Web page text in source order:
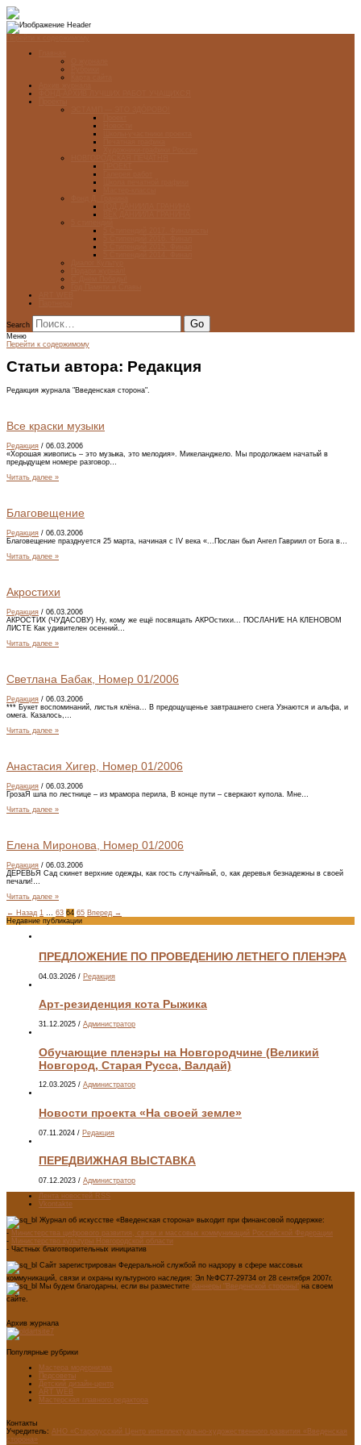
Search
Меню
Перейти к содержимому
Статьи автора: Редакция
Редакция журнала "Введенская сторона".
Все краски музыки
Редакция / 06.03.2006
«Хорошая живопись – это музыка, это мелодия». Микеланджело. Мы продолжаем начатый в
предыдущем номере разговор…
Читать далее »
Благовещение
Редакция / 06.03.2006
Благовещение празднуется 25 марта, начиная с IV века «...Послан был Ангел Гавриил от Бога в…
Читать далее »
Акростихи
Редакция / 06.03.2006
АКРОСТИХ (ЧУДАСОВУ) Ну, кому же ещё посвящать АКРОстихи... ПОСЛАНИЕ НА КЛЕНОВОМ
ЛИСТЕ Как удивителен осенний…
Читать далее »
Светлана Бабак, Номер 01/2006
Редакция / 06.03.2006
*** Букет воспоминаний, листья клёна… В предощущенье завтрашнего снега Узнаются и альфа, и
омега. Казалось,…
Читать далее »
Анастасия Хигер, Номер 01/2006
Редакция / 06.03.2006
ГрозаЯ шла по лестнице – из мрамора перила, В конце пути – сверкают купола. Мне…
Читать далее »
Елена Миронова, Номер 01/2006
Редакция / 06.03.2006
ДЕРЕВЬЯ Сад скинет верхние одежды, как гость случайный, о, как деревья безнадежны в своей
печали!…
Читать далее »
← Назад 1 63 64 65 Вперед →
Недавние публикации
ПРЕДЛОЖЕНИЕ ПО ПРОВЕДЕНИЮ ЛЕТНЕГО ПЛЕНЭРА
04.03.2026 / Редакция
Арт-резиденция кота Рыжика
31.12.2025 / Администратор
Обучающие пленэры на Новгородчине (Великий
Новгород, Старая Русса, Валдай)
12.03.2025 / Администратор
Новости проекта «На своей земле»
07.11.2024 / Редакция
ПЕРЕДВИЖНАЯ ВЫСТАВКА
07.12.2023 / Администратор
Лента новостей RSS
Vkontakte
Журнал об искусстве «Введенская сторона» выходит при финансовой поддержке:
- Министерства цифрового развития, связи и массовых коммуникаций Российской Федерации
- Министерство культуры Новгородской области
- Частных благотворительных инициатив
Сайт зарегистрирован Федеральной службой по надзору в сфере массовых
коммуникаций, связи и охраны культурного наследия: Эл №ФС77-29734 от 28 сентября 2007г.
Мы будем благодарны, если вы разместите баннеры "Введенской стороны" на своем
сайте.
Архив журнала
Популярные рубрики
Мастера модернизма
Педсоветы
Детский дизайн-центр
ART WEB
Мастерская главного редактора
Контакты
Учредитель: АНО «Старорусский Центр интеллектуально-художественного развития «Введенская
сторона»